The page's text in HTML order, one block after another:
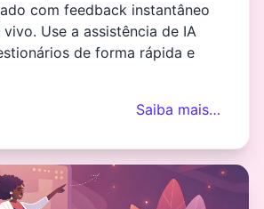
com feedback instantâneo
Use a assistência de IA
de forma rápida e
Saiba mais…